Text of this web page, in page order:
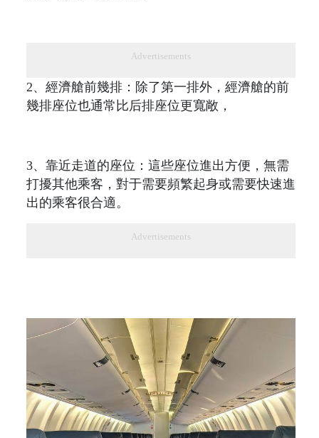
Advertisements
2、經濟艙前幾排：除了第一排外，經濟艙的前
幾排座位也通常比后排座位更寬敞，
3、靠近走道的座位：這些座位進出方便，無需
打擾其他乘客，對于需要頻繁起身或需要快速進
出的乘客很合適。
Advertisements